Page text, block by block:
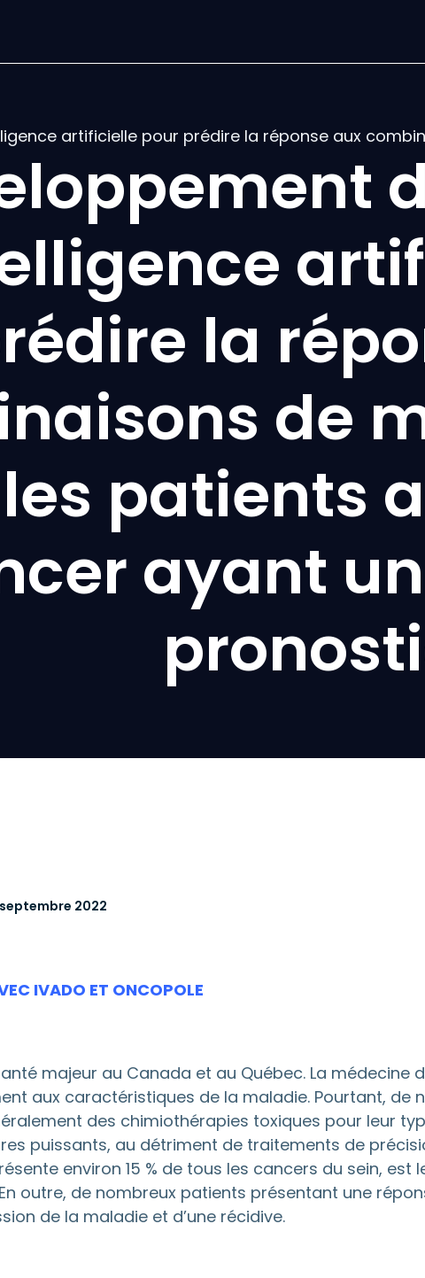
artificielle pour prédire la réponse aux
la
de
patients
ayant
2022
IVADO ET ONCOPOLE
majeur au Canada et au Québec. La médecine
aux caractéristiques de la maladie. Pourtant, de
des chimiothérapies toxiques pour leur
puissants, au détriment de traitements de
environ 15 % de tous les cancers du sein,
outre, de nombreux patients présentant une
de la maladie et d’une récidive.